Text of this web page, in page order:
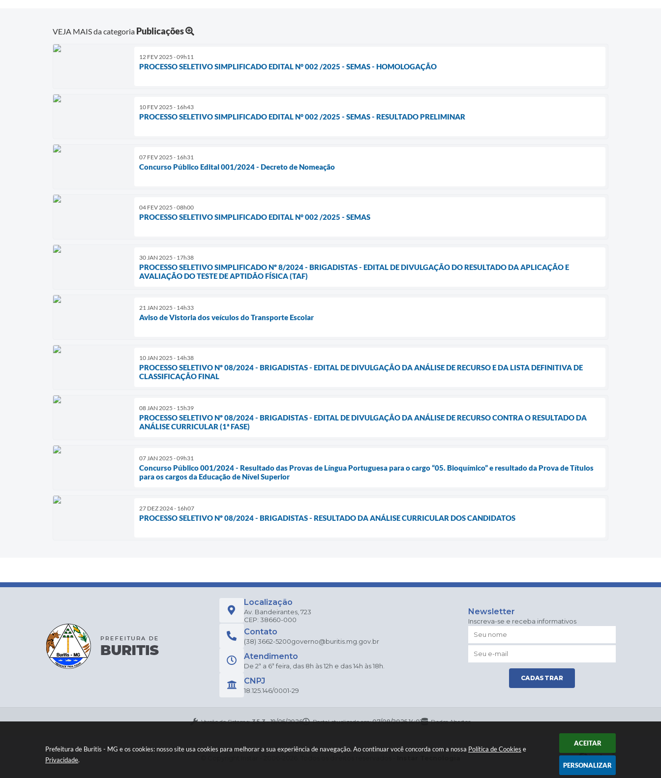
Prefeitura de Buritis - MG e os cookies: nosso site usa cookies para melhorar a sua experiência de navegação. Ao continuar você concorda com a nossa Política de Cookies e
Privacidade.
ACEITAR
PERSONALIZAR
VEJA MAIS da categoria Publicações
12 FEV 2025 - 09h11
PROCESSO SELETIVO SIMPLIFICADO EDITAL N° 002 /2025 - SEMAS - HOMOLOGAÇÃO
10 FEV 2025 - 16h43
PROCESSO SELETIVO SIMPLIFICADO EDITAL N° 002 /2025 - SEMAS - RESULTADO PRELIMINAR
07 FEV 2025 - 16h31
Concurso Público Edital 001/2024 - Decreto de Nomeação
04 FEV 2025 - 08h00
PROCESSO SELETIVO SIMPLIFICADO EDITAL N° 002 /2025 - SEMAS
30 JAN 2025 - 17h38
PROCESSO SELETIVO SIMPLIFICADO Nº 8/2024 - BRIGADISTAS - EDITAL DE DIVULGAÇÃO DO RESULTADO DA APLICAÇÃO E
AVALIAÇÃO DO TESTE DE APTIDÃO FÍSICA (TAF)
21 JAN 2025 - 14h33
Aviso de Vistoria dos veículos do Transporte Escolar
10 JAN 2025 - 14h38
PROCESSO SELETIVO Nº 08/2024 - BRIGADISTAS - EDITAL DE DIVULGAÇÃO DA ANÁLISE DE RECURSO E DA LISTA DEFINITIVA DE
CLASSIFICAÇÃO FINAL
08 JAN 2025 - 15h39
PROCESSO SELETIVO Nº 08/2024 - BRIGADISTAS - EDITAL DE DIVULGAÇÃO DA ANÁLISE DE RECURSO CONTRA O RESULTADO DA
ANÁLISE CURRICULAR (1ª FASE)
07 JAN 2025 - 09h31
Concurso Público 001/2024 - Resultado das Provas de Língua Portuguesa para o cargo “05. Bioquímico” e resultado da Prova de Títulos
para os cargos da Educação de Nível Superior
27 DEZ 2024 - 16h07
PROCESSO SELETIVO Nº 08/2024 - BRIGADISTAS - RESULTADO DA ANÁLISE CURRICULAR DOS CANDIDATOS
Localização
Av. Bandeirantes, 723
CEP: 38660-000
Contato
(38) 3662-5200governo@buritis.mg.gov.br
Atendimento
De 2ª a 6ª feira, das 8h às 12h e das 14h às 18h.
CNPJ
18.125.146/0001-29
Newsletter
Inscreva-se e receba informativos
CADASTRAR
Versão do Sistema:3.5.3 - 19/06/2026 Portal atualizado em:07/08/2026 14:01 Dados Abertos